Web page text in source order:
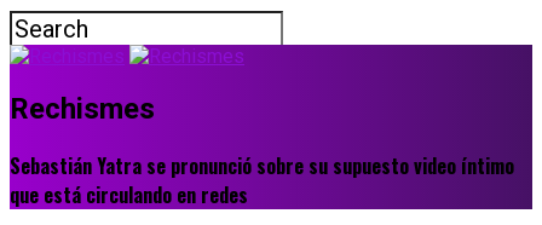
Rechismes
Sebastián Yatra se pronunció sobre su supuesto video íntimo
que está circulando en redes